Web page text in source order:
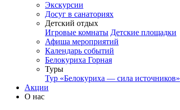
Экскурсии
Досуг в санаториях
Детский отдых
Игровые комнаты Детские площадки
Афиша мероприятий
Календарь событий
Белокуриха Горная
Туры
Тур «Белокуриха — сила источников»
Акции
О нас